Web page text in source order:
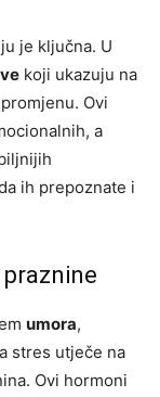
je ključna. U
koji ukazuju na
Ovi
a
ih prepoznate i
umora,
stres utječe na
Ovi hormoni